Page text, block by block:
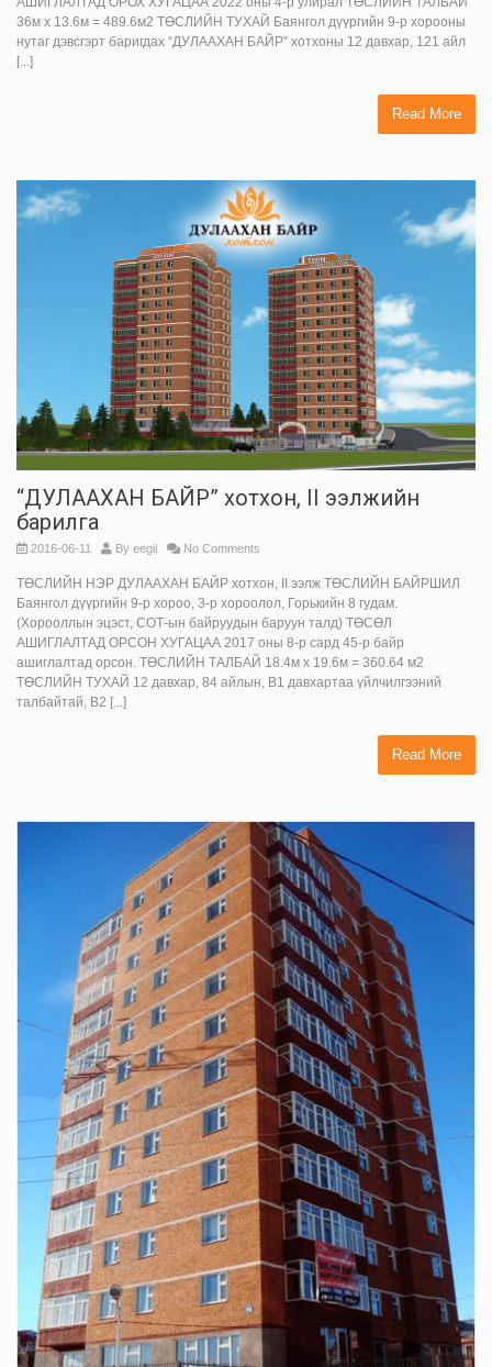
36м х 13.6м = 489.6м2 ТӨСЛИЙН ТУХАЙ Баянгол дүүргийн 9-р хорооны
нутаг дэвсгэрт баригдах “ДУЛААХАН БАЙР” хотхоны 12 давхар, 121 айл
[...]
Read More
“ДУЛААХАН БАЙР” хотхон, II ээлжийн
барилга
2016-06-11 By eegii No Comments
ТӨСЛИЙН НЭР ДУЛААХАН БАЙР хотхон, II ээлж ТӨСЛИЙН БАЙРШИЛ
Баянгол дүүргийн 9-р хороо, 3-р хороолол, Горькийн 8 гудам.
(Хорооллын эцэст, СОТ-ын байруудын баруун талд) ТӨСӨЛ
АШИГЛАЛТАД ОРСОН ХУГАЦАА 2017 оны 8-р сард 45-р байр
ашиглалтад орсон. ТӨСЛИЙН ТАЛБАЙ 18.4м х 19.6м = 360.64 м2
ТӨСЛИЙН ТУХАЙ 12 давхар, 84 айлын, В1 давхартаа үйлчилгээний
талбайтай, В2 [...]
Read More